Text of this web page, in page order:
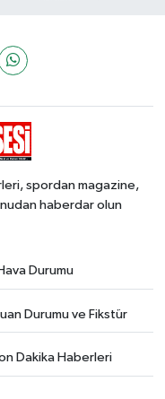
spordan magazine,
haberdar olun
Durumu
Durumu ve Fikstür
Dakika Haberleri